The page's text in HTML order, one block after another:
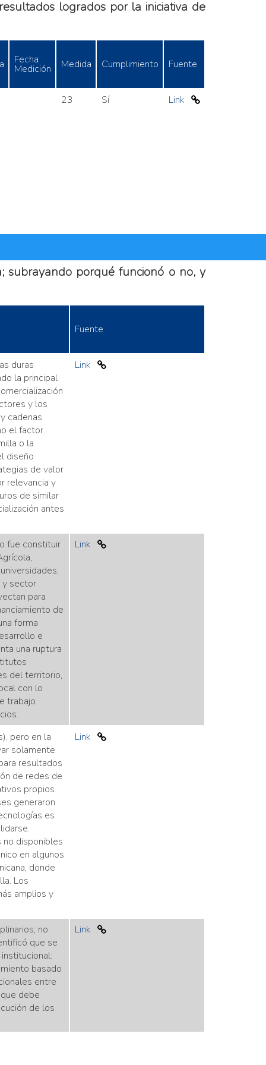
logrados por la iniciativa de
Fecha
Medición Medida Cumplimiento Fuente
23 Sí Link
subrayando porqué funcionó o no, y
Fuente
duras
la principal
y los
cadenas
el factor
o la
diseño
de valor
relevancia y
de similar
antes
Link
fue constituir
y sector
para
de
forma
e
una ruptura
del territorio,
con lo
trabajo
Link
pero en la
solamente
resultados
de redes de
propios
generaron
es
disponibles
en algunos
donde
Los
amplios y
Link
no
que se
basado
entre
debe
de los
Link